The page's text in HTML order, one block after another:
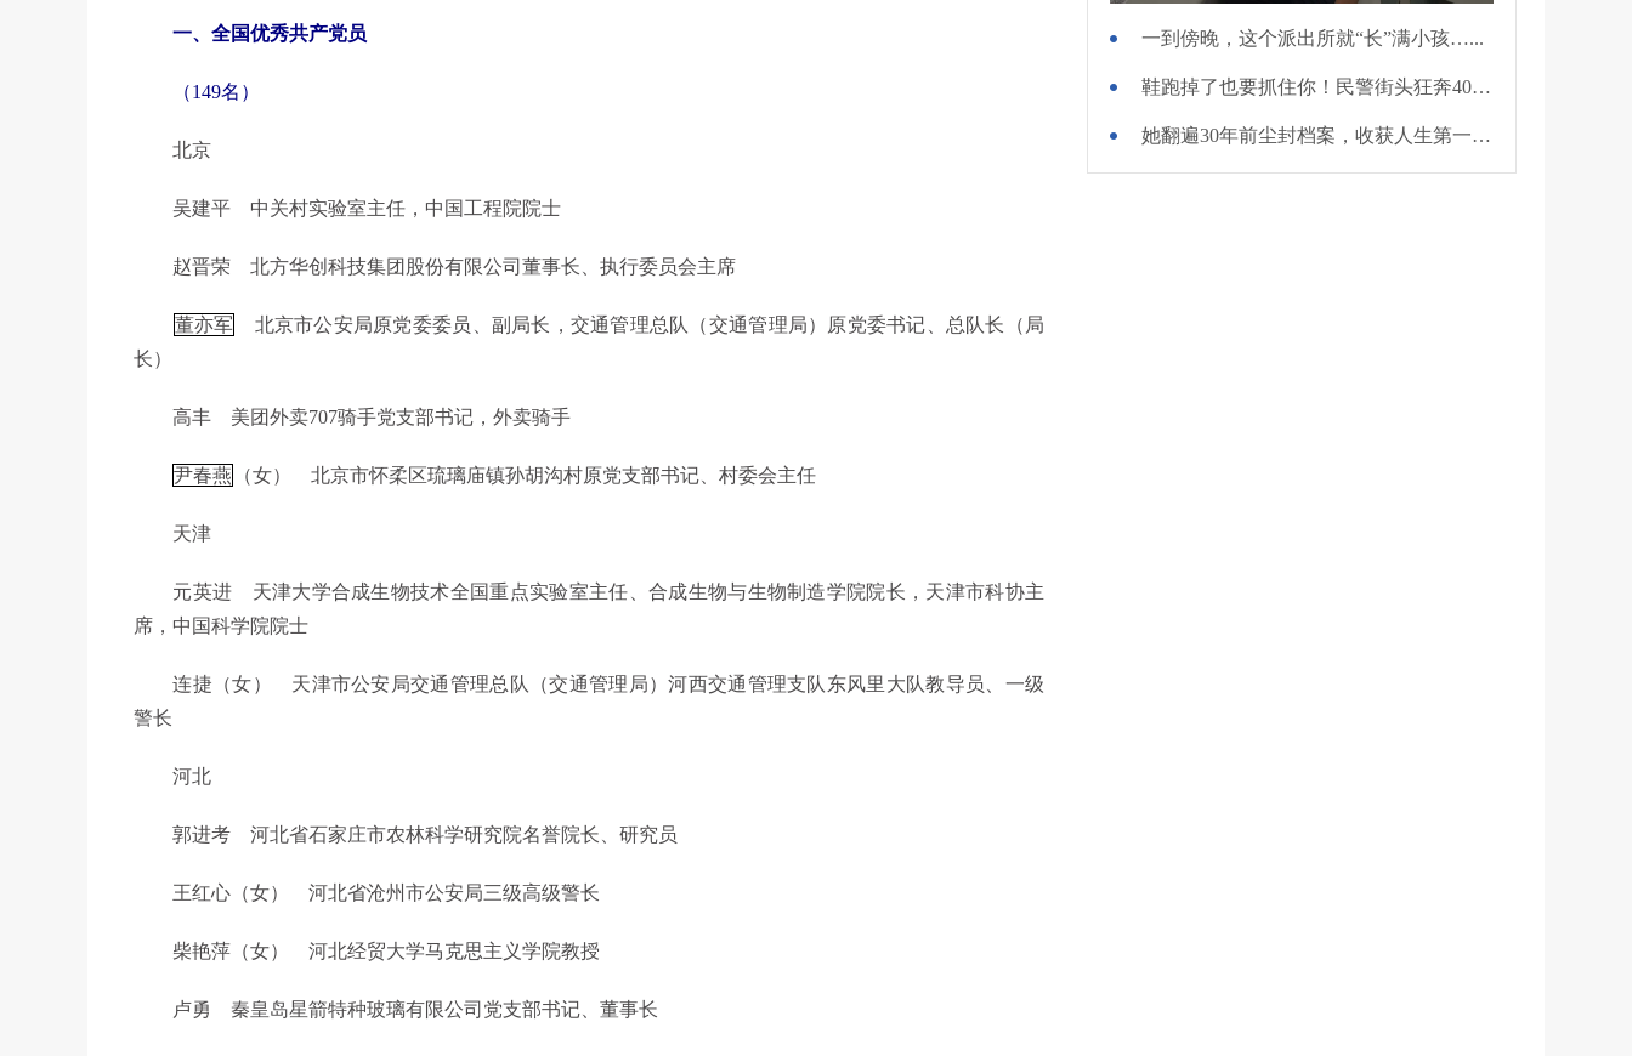
一、全国优秀共产党员
（149名）
北京
吴建平 中关村实验室主任，中国工程院院士
赵晋荣 北方华创科技集团股份有限公司董事长、执行委员会主席
董亦军 北京市公安局原党委委员、副局长，交通管理总队（交通管理局）原党委书记、总队长（局
长）
高丰 美团外卖707骑手党支部书记，外卖骑手
尹春燕 （女） 北京市怀柔区琉璃庙镇孙胡沟村原党支部书记、村委会主任
天津
元英进 天津大学合成生物技术全国重点实验室主任、合成生物与生物制造学院院长，天津市科协主
席，中国科学院院士
连捷（女） 天津市公安局交通管理总队（交通管理局）河西交通管理支队东风里大队教导员、一级
警长
河北
郭进考 河北省石家庄市农林科学研究院名誉院长、研究员
王红心（女） 河北省沧州市公安局三级高级警长
柴艳萍（女） 河北经贸大学马克思主义学院教授
卢勇 秦皇岛星箭特种玻璃有限公司党支部书记、董事长
一到傍晚，这个派出所就“长”满小孩…...
鞋跑掉了也要抓住你！民警街头狂奔400米擒贼
她翻遍30年前尘封档案，收获人生第一面锦旗